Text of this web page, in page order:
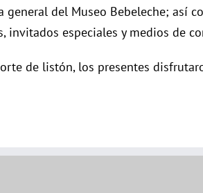
general del Museo Bebeleche; así
invitados especiales y medios de
de listón, los presentes